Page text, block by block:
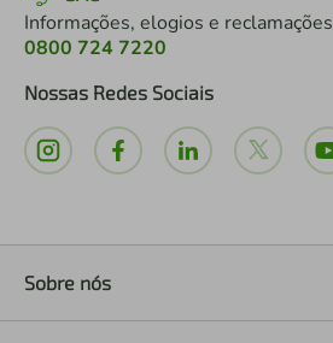
Informações, elogios e reclamações
0800 724 7220
Nossas Redes Sociais
Sobre nós